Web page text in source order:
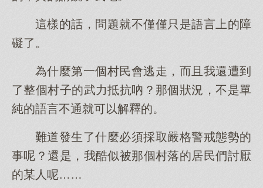
這樣的話，問題就不僅僅只是語言上的障
礙了。
為什麼第一個村民會逃走，而且我還遭到
了整個村子的武力抵抗吶？那個狀況，不是單
純的語言不通就可以解釋的。
難道發生了什麼必須採取嚴格警戒態勢的
事呢？還是，我酷似被那個村落的居民們討厭
的某人呢……